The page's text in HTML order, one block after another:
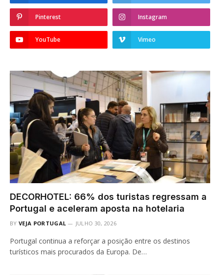
Pinterest Instagram
YouTube Vimeo
DECORHOTEL: 66% dos turistas regressam a
Portugal e aceleram aposta na hotelaria
BY VEJA PORTUGAL JULHO 30, 2026
Portugal continua a reforçar a posição entre os destinos
turísticos mais procurados da Europa. De…